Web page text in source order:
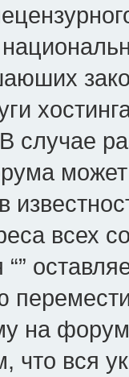
В случае
всех
на
что вся